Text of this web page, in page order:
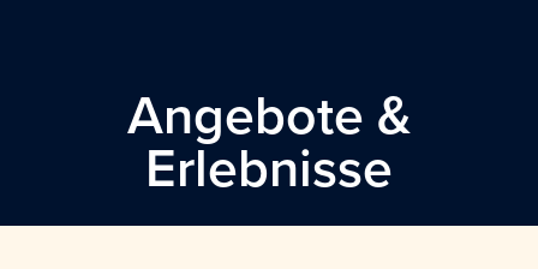
Angebote &
Erlebnisse